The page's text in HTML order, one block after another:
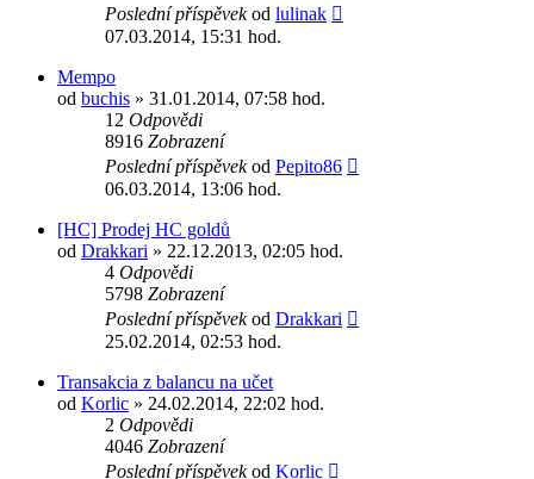
Poslední příspěvekod lulinak
07.03.2014, 15:31 hod.
Mempo
od buchis » 31.01.2014, 07:58 hod.
12 Odpovědi
8916 Zobrazení
Poslední příspěvekod Pepito86
06.03.2014, 13:06 hod.
[HC] Prodej HC goldů
od Drakkari » 22.12.2013, 02:05 hod.
4 Odpovědi
5798 Zobrazení
Poslední příspěvekod Drakkari
25.02.2014, 02:53 hod.
Transakcia z balancu na učet
od Korlic » 24.02.2014, 22:02 hod.
2 Odpovědi
4046 Zobrazení
Poslední příspěvekod Korlic